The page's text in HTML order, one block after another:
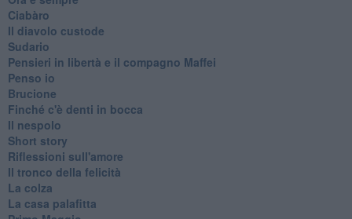
Ciabàro
Il diavolo custode
Sudario
Pensieri in libertà e il compagno Maffei
Penso io
Brucione
Finché c'è denti in bocca
Il nespolo
Short story
Riflessioni sull'amore
Il tronco della felicità
La colza
La casa palafitta